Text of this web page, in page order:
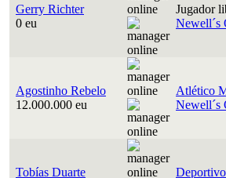
Gerry Richter
0 eu
Jugador
Newell´s
Agostinho Rebelo
12.000.000 eu
Atlético
Newell´s
Tobías Duarte